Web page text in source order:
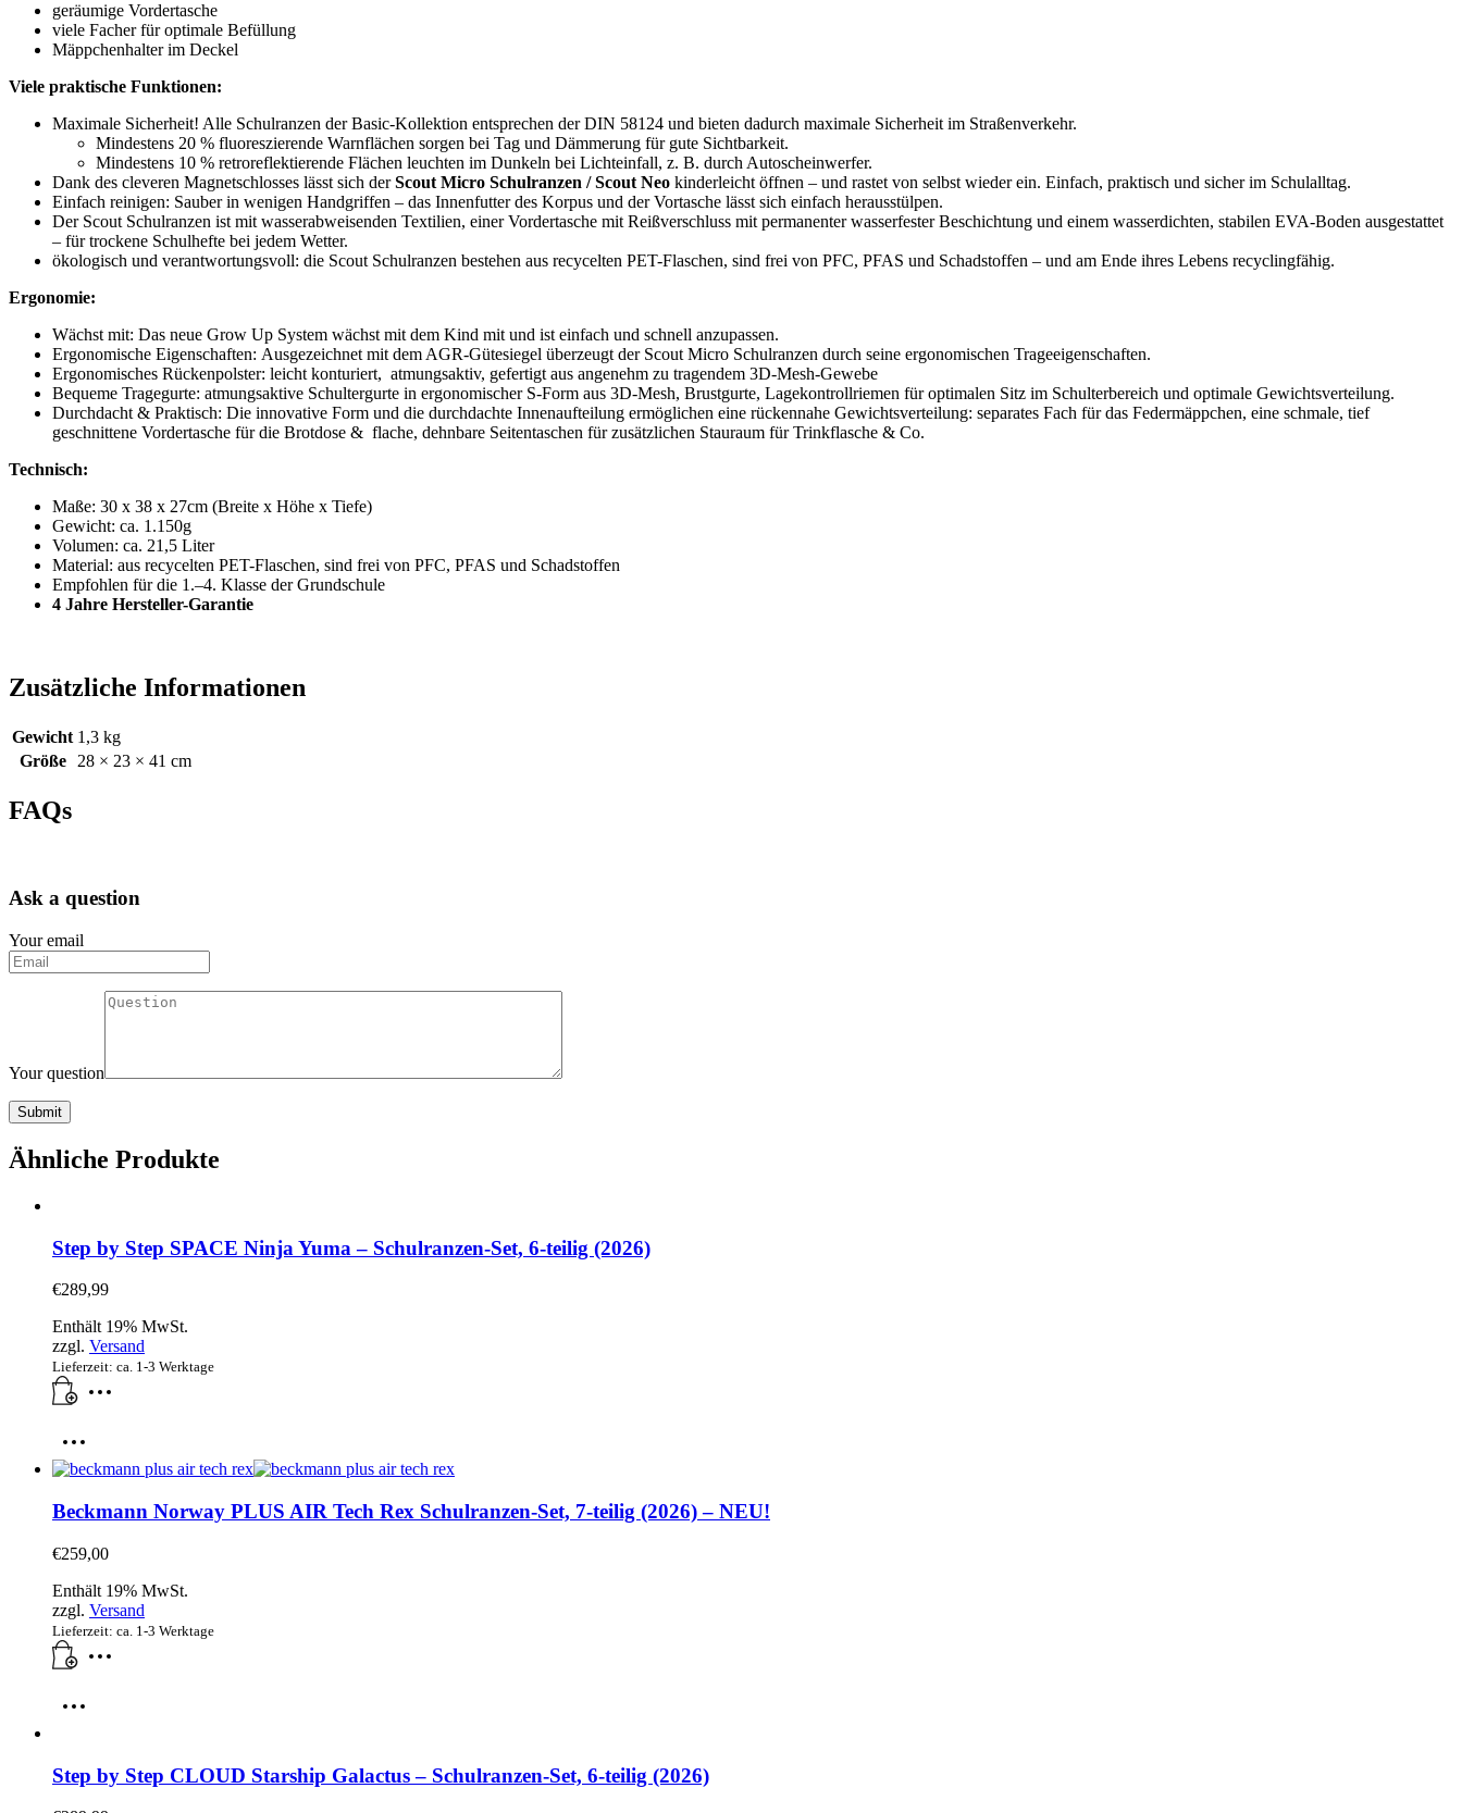
geräumige Vordertasche
viele Facher für optimale Befüllung
Mäppchenhalter im Deckel
Viele praktische Funktionen:
Maximale Sicherheit! Alle Schulranzen der Basic-Kollektion entsprechen der DIN 58124 und bieten dadurch maximale Sicherheit im Straßenverkehr.
Mindestens 20 % fluoreszierende Warnflächen sorgen bei Tag und Dämmerung für gute Sichtbarkeit.
Mindestens 10 % retroreflektierende Flächen leuchten im Dunkeln bei Lichteinfall, z. B. durch Autoscheinwerfer.
Dank des cleveren Magnetschlosses lässt sich derScout Micro Schulranzen / Scout Neo kinderleicht öffnen – und rastet von selbst wieder ein. Einfach, praktisch und sicher im Schulalltag.
Einfach reinigen: Sauber in wenigen Handgriffen – das Innenfutter des Korpus und der Vortasche lässt sich einfach herausstülpen.
Der Scout Schulranzen ist mit wasserabweisenden Textilien, einer Vordertasche mit Reißverschluss mit permanenter wasserfester Beschichtung und einem wasserdichten, stabilen EVA-Boden ausgestattet
– für trockene Schulhefte bei jedem Wetter.
ökologisch und verantwortungsvoll: die Scout Schulranzen bestehen aus recycelten PET-Flaschen, sind frei von PFC, PFAS und Schadstoffen – und am Ende ihres Lebens recyclingfähig.
Ergonomie:
Wächst mit: Das neue Grow Up System wächst mit dem Kind mit und ist einfach und schnell anzupassen.
Ergonomische Eigenschaften: Ausgezeichnet mit dem AGR-Gütesiegel überzeugt der Scout Micro Schulranzen durch seine ergonomischen Trageeigenschaften.
Ergonomisches Rückenpolster: leicht konturiert, atmungsaktiv, gefertigt aus angenehm zu tragendem 3D-Mesh-Gewebe
Bequeme Tragegurte: atmungsaktive Schultergurte in ergonomischer S-Form aus 3D-Mesh, Brustgurte, Lagekontrollriemen für optimalen Sitz im Schulterbereich und optimale Gewichtsverteilung.
Durchdacht & Praktisch: Die innovative Form und die durchdachte Innenaufteilung ermöglichen eine rückennahe Gewichtsverteilung: separates Fach für das Federmäppchen, eine schmale, tief
geschnittene Vordertasche für die Brotdose & flache, dehnbare Seitentaschen für zusätzlichen Stauraum für Trinkflasche & Co.
Technisch:
Maße: 30 x 38 x 27cm (Breite x Höhe x Tiefe)
Gewicht: ca. 1.150g
Volumen: ca. 21,5 Liter
Material: aus recycelten PET-Flaschen, sind frei von PFC, PFAS und Schadstoffen
Empfohlen für die 1.–4. Klasse der Grundschule
4 Jahre Hersteller-Garantie
Zusätzliche Informationen
Gewicht 1,3 kg
Größe
28 × 23 × 41 cm
FAQs
Ask a question
Your email
Your question
Ähnliche Produkte
Step by Step SPACE Ninja Yuma – Schulranzen-Set, 6-teilig (2026)
€289,99
Enthält 19% MwSt.
zzgl. Versand
Lieferzeit: ca. 1-3 Werktage
Beckmann Norway PLUS AIR Tech Rex Schulranzen-Set, 7-teilig (2026) – NEU!
€259,00
Enthält 19% MwSt.
zzgl. Versand
Lieferzeit: ca. 1-3 Werktage
Step by Step CLOUD Starship Galactus – Schulranzen-Set, 6-teilig (2026)